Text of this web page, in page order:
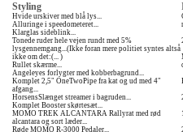
Styling
Hvide urskiver med blå lys...
Alluringe i speedometeret...
Klarglas sideblink...
Tonede ruder hele vejen rundt med 5%
lysgennemgang...(Ikke foran mere politiet syntes altså
ikke om det:(... )
Rullet skærme...
Angeleyes forlygter med kobberbagrund...
Komplet 2,5" OneTwoPipe fra kat og ud med 4"
afgang...
HorsensSlænget streamer i bagruden...
Komplet Booster skørtesæt...
MOMO TREK ALCANTARA Rallyrat med rød
alcantara og sort læder...
Røde MOMO R-3000 Pedaler...